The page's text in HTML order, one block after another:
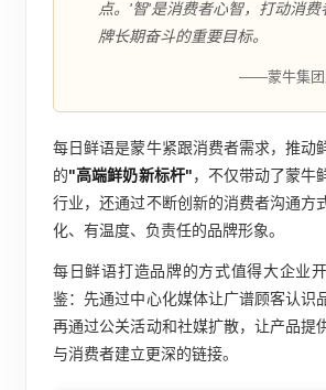
点。'智'是消费者心智，打动消费
牌长期奋斗的重要目标。
——蒙牛集团
每日鲜语是蒙牛紧跟消费者需求，推动
的"高端鲜奶新标杆"，不仅带动了蒙牛
行业，还通过不断创新的消费者沟通方
化、有温度、负责任的品牌形象。
每日鲜语打造品牌的方式值得大企业
鉴：先通过中心化媒体让广谱顾客认识
再通过公关活动和社媒扩散，让产品提
与消费者建立更深的链接。